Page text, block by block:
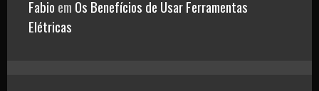
Fabio em Os Benefícios de Usar Ferramentas
Elétricas